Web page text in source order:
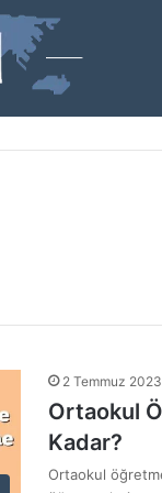
2 Temmuz 2023
Ortaokul
Kadar?
Ortaokul